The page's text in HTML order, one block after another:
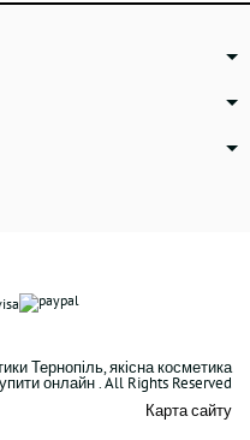
Тернопіль, якісна косметика
онлайн . All Rights Reserved
Карта сайту